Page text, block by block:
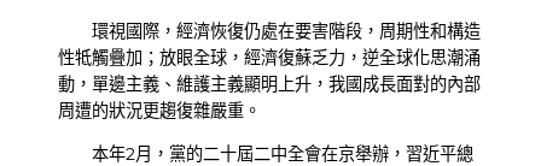
環視國際，經濟恢復仍處在要害階段，周期性和構造
性牴觸疊加；放眼全球，經濟復蘇乏力，逆全球化思潮涌
動，單邊主義、維護主義顯明上升，我國成長面對的內部
周遭的狀況更趨復雜嚴重。
本年2月，黨的二十屆二中全會在京舉辦，習近平總